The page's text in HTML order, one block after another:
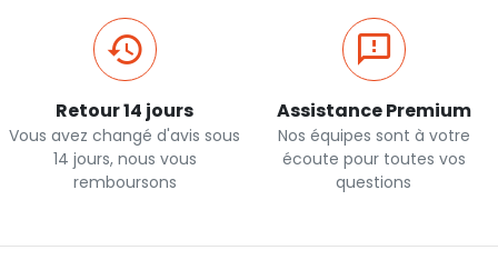
Retour 14 jours
Vous avez changé d'avis sous
14 jours, nous vous
remboursons
Assistance Premium
Nos équipes sont à votre
écoute pour toutes vos
questions